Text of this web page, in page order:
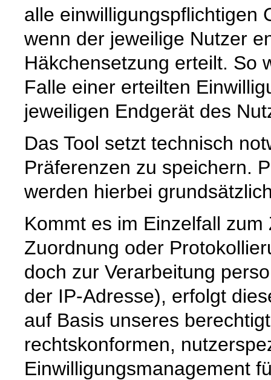
alle einwilligungspflichtigen
wenn der jeweilige Nutzer
Häkchensetzung erteilt. So
Falle einer erteilten
jeweiligen Endgerät des
Das Tool setzt technisch
Präferenzen zu speichern.
werden hierbei
Kommt es im Einzelfall
Zuordnung oder
doch zur Verarbeitung
der IP-Adresse), erfolgt
auf Basis unseres
rechtskonformen,
Einwilligungsmanagement